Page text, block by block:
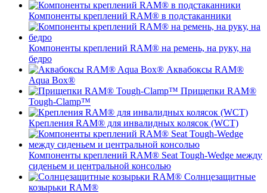
Компоненты креплений RAM® в подстаканники
Компоненты креплений RAM® на ремень, на руку, на
бедро
Аквабоксы RAM®
Aqua Box®
Прищепки RAM®
Tough-Clamp™
Крепления RAM® для инвалидных колясок (WCT)
Компоненты креплений RAM® Seat Tough-Wedge между
сиденьем и центральной консолью
Солнцезащитные
козырьки RAM®